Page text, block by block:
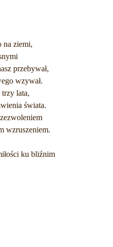
na ziemi,
przebywał,
wzywał.
trzy lata,
świata.
wzruszeniem.
ku bliźnim